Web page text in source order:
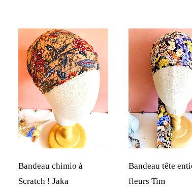
Bandeau chimio à
Scratch ! Jaka
Bandeau tête
fleurs Tim